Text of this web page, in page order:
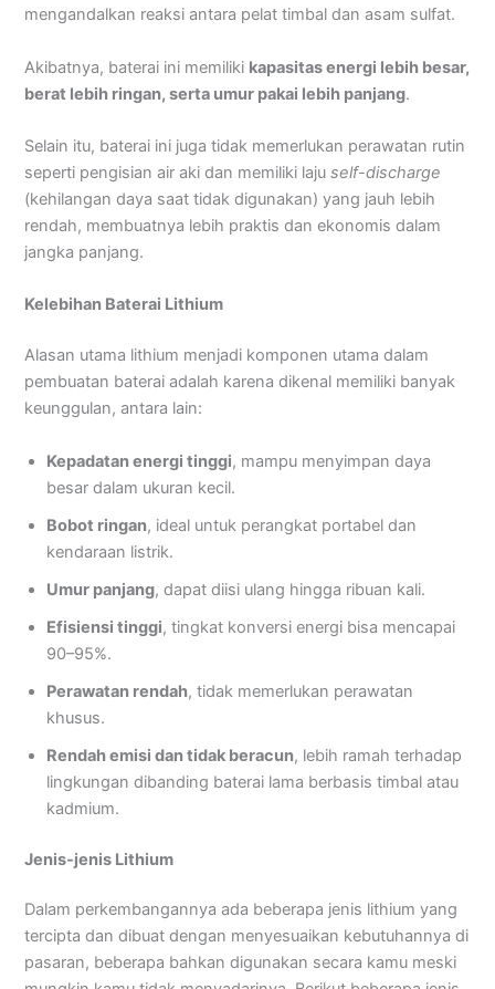
mengandalkan reaksi antara pelat timbal dan asam sulfat.
Akibatnya, baterai ini memiliki kapasitas energi lebih besar,
berat lebih ringan, serta umur pakai lebih panjang.
Selain itu, baterai ini juga tidak memerlukan perawatan rutin
seperti pengisian air aki dan memiliki lajuself-discharge
(kehilangan daya saat tidak digunakan) yang jauh lebih
rendah, membuatnya lebih praktis dan ekonomis dalam
jangka panjang.
Kelebihan Baterai Lithium
Alasan utama lithium menjadi komponen utama dalam
pembuatan baterai adalah karena dikenal memiliki banyak
keunggulan, antara lain:
Kepadatan energi tinggi, mampu menyimpan daya
besar dalam ukuran kecil.
Bobot ringan, ideal untuk perangkat portabel dan
kendaraan listrik.
Umur panjang, dapat diisi ulang hingga ribuan kali.
Efisiensi tinggi, tingkat konversi energi bisa mencapai
90–95%.
Perawatan rendah, tidak memerlukan perawatan
khusus.
Rendah emisi dan tidak beracun, lebih ramah terhadap
lingkungan dibanding baterai lama berbasis timbal atau
kadmium.
Jenis-jenis Lithium
Dalam perkembangannya ada beberapa jenis lithium yang
tercipta dan dibuat dengan menyesuaikan kebutuhannya di
pasaran, beberapa bahkan digunakan secara kamu meski